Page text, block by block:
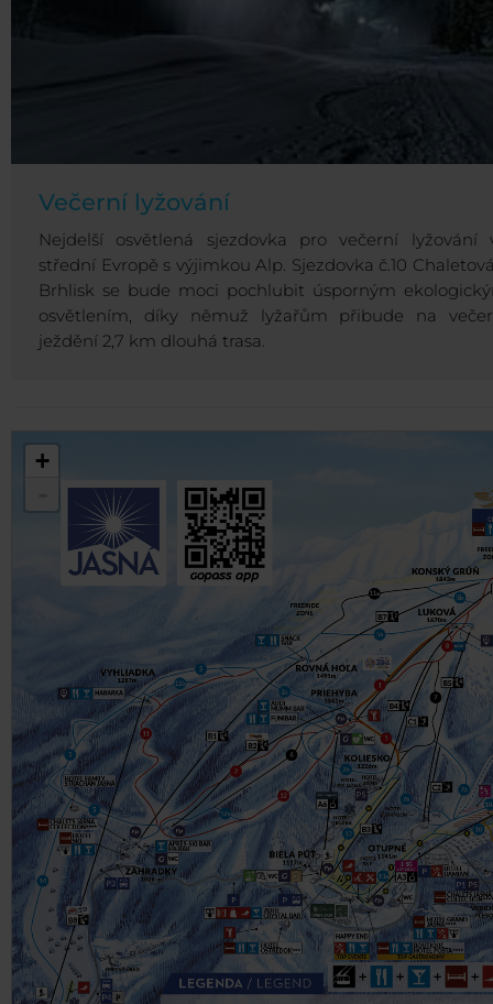
Večerní lyžování
Nejdelší osvětlená sjezdovka pro večerní lyžování
střední Evropě s výjimkou Alp. Sjezdovka č.10
Brhlisk se bude moci pochlubit úsporným
osvětlením, díky němuž lyžařům přibude na
ježdění 2,7 km dlouhá trasa.
+